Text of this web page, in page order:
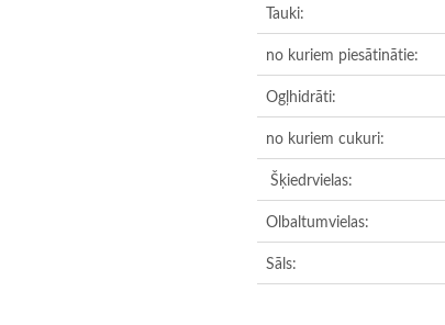
Tauki:
no kuriem piesātinātie:
Ogļhidrāti:
no kuriem cukuri:
Šķiedrvielas:
Olbaltumvielas:
Sāls: